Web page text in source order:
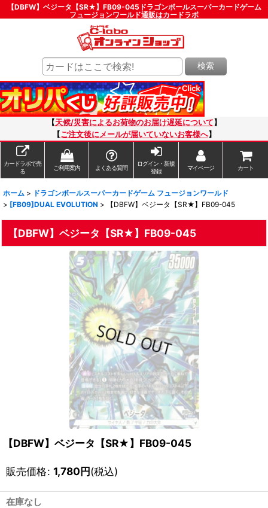
【DBFW】ベジータ【SR★】FB09-045ドラゴンボールスーパーカードゲーム
フュージョンワールド通販はカードラボ
検索
【天候/災害によるお荷物のお届け遅延について 】
【ご注文後にメールが届いていないお客様へ】
カードラボで売
る
ご利用案内 よくある質問
ログイン・新規
登録
マイページ カート
ホーム > ドラゴンボールスーパーカードゲーム フュージョンワールド
> [FB09]DUAL EVOLUTION > 【DBFW】ベジータ【SR★】FB09-045
【DBFW】ベジータ【SR★】FB09-045
【DBFW】ベジータ【SR★】FB09-045
販売価格: 1,780円(税込)
在庫なし